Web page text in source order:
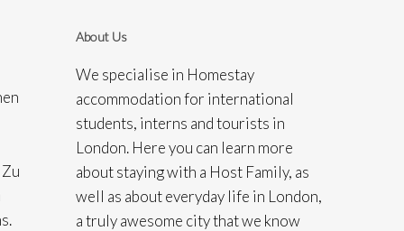
About Us
We specialise in Homestay
accommodation for international
students, interns and tourists in
London. Here you can learn more
about staying with a Host Family, as
well as about everyday life in London,
a truly awesome city that we know